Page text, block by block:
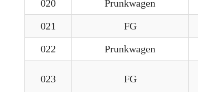
020 Prunkwagen
021 FG
022 Prunkwagen
023 FG